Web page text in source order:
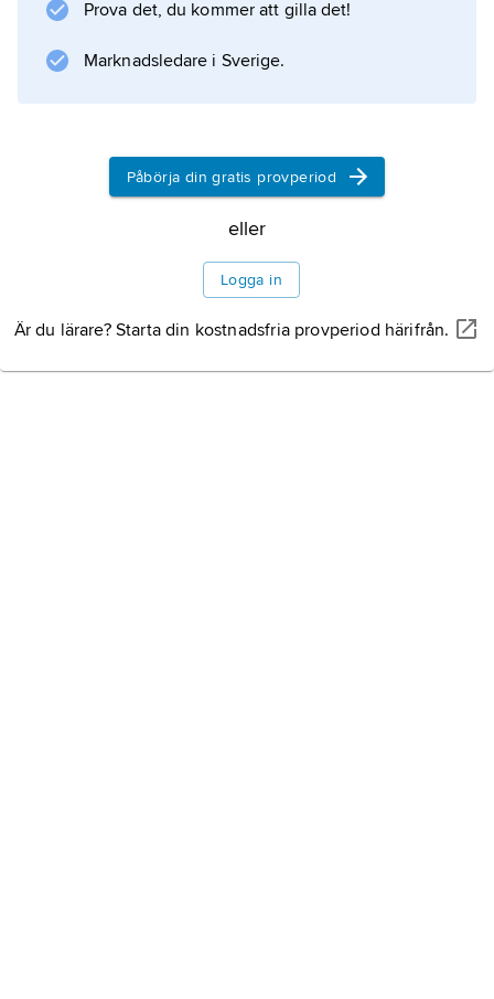
Prova det, du kommer att gilla det!
Marknadsledare i Sverige.
Påbörja din gratis provperiod
eller
Logga in
Är du lärare? Starta din kostnadsfria provperiod härifrån.